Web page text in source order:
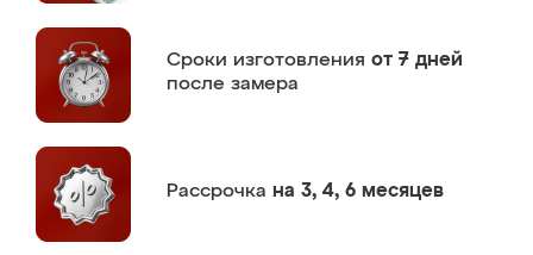
Сроки изготовления от 7 дней
после замера
Рассрочка на 3, 4, 6 месяцев